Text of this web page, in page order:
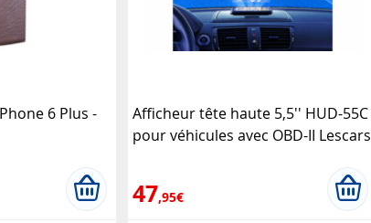
6 Plus -
Afficheur tête haute 5,5'' HUD-55C
pour véhicules avec OBD-II Lescars
47,95€